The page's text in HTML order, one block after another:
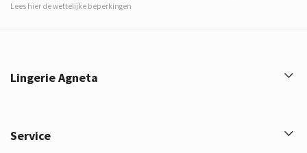
Lees hier de wettelijke beperkingen
Lingerie Agneta
Service